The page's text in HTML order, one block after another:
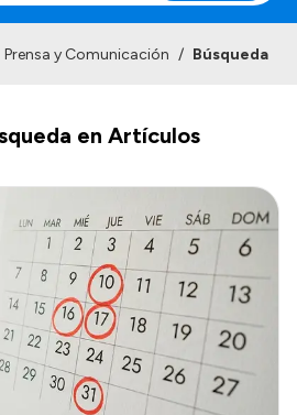
Prensa y Comunicación / Búsqueda
en Artículos